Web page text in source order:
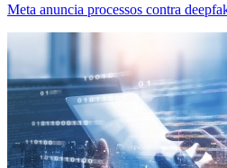
Meta anuncia processos contra